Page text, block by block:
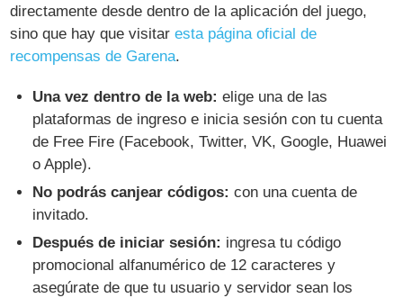
directamente desde dentro de la aplicación del juego,
sino que hay que visitaresta página oficial de
recompensas de Garena.
Una vez dentro de la web: elige una de las
plataformas de ingreso e inicia sesión con tu cuenta
de Free Fire (Facebook, Twitter, VK, Google, Huawei
o Apple).
No podrás canjear códigos: con una cuenta de
invitado.
Después de iniciar sesión: ingresa tu código
promocional alfanumérico de 12 caracteres y
asegúrate de que tu usuario y servidor sean los